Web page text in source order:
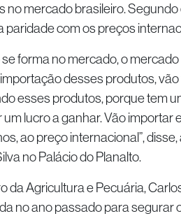
no mercado brasileiro.
paridade com os preços
se forma no mercado, o
desses produtos,
esses produtos, porque tem
lucro a ganhar. Vão importar
ao preço internacional”,
no Palácio do Planalto.
da Agricultura e Pecuária,
no ano passado para segurar